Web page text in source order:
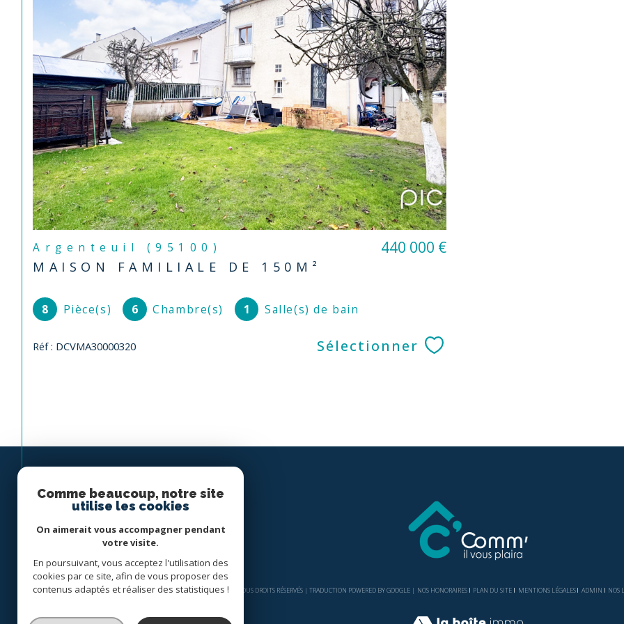
Argenteuil (95100)
MAISON FAMILIALE DE 150M²
440 000 €
8 Pièce(s) 6 Chambre(s) 1 Salle(s) de bain
Réf : DCVMA30000320 Sélectionner
© 2026 | TOUS DROITS RÉSERVÉS | TRADUCTION POWERED BY GOOGLE | NOS HONORAIRES PLAN DU SITE MENTIONS LÉGALES ADMIN NOS
Comme beaucoup, notre site
utilise les cookies
On aimerait vous accompagner pendant
votre visite.
En poursuivant, vous acceptez l'utilisation des
cookies par ce site, afin de vous proposer des
contenus adaptés et réaliser des statistiques !